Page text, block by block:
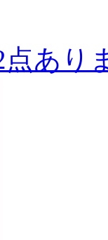
あり